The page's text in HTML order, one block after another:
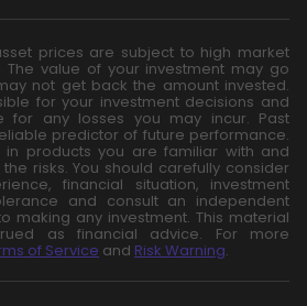
prices are subject to high market
The value of your investment may go
not get back the amount invested.
for your investment decisions and
for any losses you may incur. Past
predictor of future performance.
in products you are familiar with and
risks. You should carefully consider
financial situation, investment
and consult an independent
making any investment. This material
as financial advice. For more
of Service and Risk Warning.